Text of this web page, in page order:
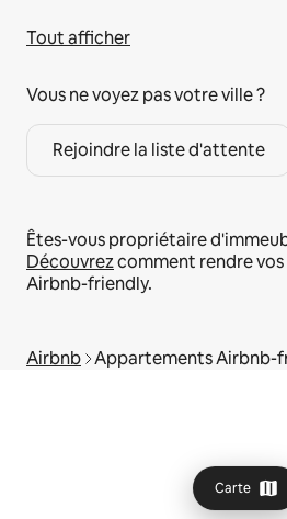
Carte
Tout afficher
Vous ne voyez pas votre ville ?
Rejoindre la liste d'attente
Êtes-vous propriétaire
Découvrezcomment rendre
Airbnb-friendly.
Airbnb Appartements Airbnb-